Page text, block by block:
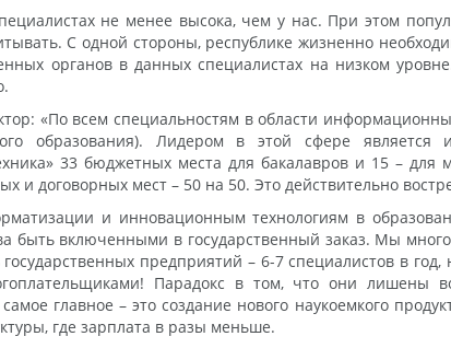
не менее высока, чем у нас. При этом
С одной стороны, республике жизненно
органов в данных специалистах на низком
«По всем специальностям в области
образования). Лидером в этой сфере
33 бюджетных места для бакалавров и 15 –
и договорных мест – 50 на 50. Это действительно
и инновационным технологиям в
быть включенными в государственный заказ. Мы
предприятий – 6-7 специалистов в
Парадокс в том, что они лишены
главное – это создание нового наукоемкого
где зарплата в разы меньше.